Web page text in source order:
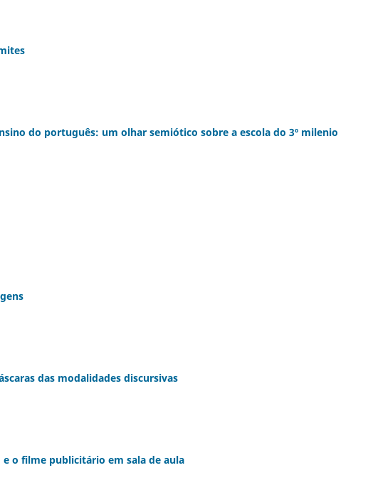
do português: um olhar semiótico sobre a escola do 3º milenio
das modalidades discursivas
o filme publicitário em sala de aula